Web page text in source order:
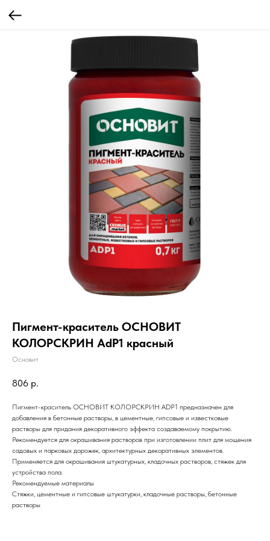
Пигмент-краситель ОСНОВИТ
КОЛОРСКРИН AdP1 красный
Основит
806 р.
Пигмент-краситель ОСНОВИТ КОЛОРСКРИН ADP1 предназначен для
добавления в бетонные растворы, в цементные, гипсовые и известковые
растворы для придания декоративного эффекта создаваемому покрытию.
Рекомендуется для окрашивания растворов при изготовлении плит для мощения
садовых и парковых дорожек, архитектурных декоративных элементов.
Применяется для окрашивания штукатурных, кладочных растворов, стяжек для
устройства пола.
Рекомендуемые материалы
Стяжки, цементные и гипсовые штукатурки, кладочные растворы, бетонные
растворы